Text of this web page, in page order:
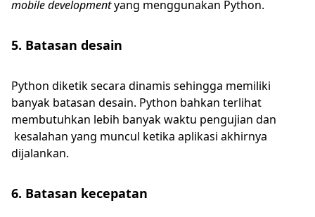
mobile developmentyang menggunakan Python.
5. Batasan desain
Python diketik secara dinamis sehingga memiliki
banyak batasan desain. Python bahkan terlihat
membutuhkan lebih banyak waktu pengujian dan
kesalahan yang muncul ketika aplikasi akhirnya
dijalankan.
6. Batasan kecepatan